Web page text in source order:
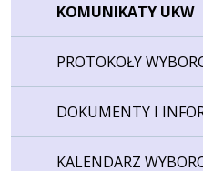
KOMUNIKATY UKW
PROTOKOŁY
DOKUMENTY I
KALENDARZ